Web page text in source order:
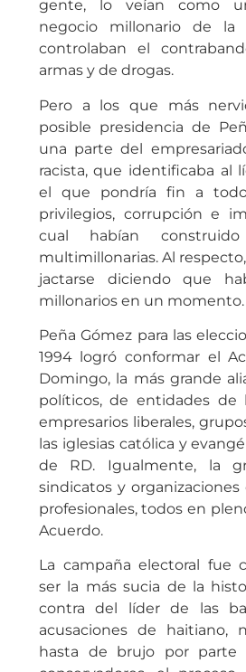
gente, lo veían como
negocio millonario de la
controlaban el
armas y de drogas.
Pero a los que más
posible presidencia de
una parte del
racista, que identificaba al
el que pondría fin a
privilegios, corrupción e
cual habían
multimillonarias. Al
jactarse diciendo que
millonarios en un momento.
Peña Gómez para las
1994 logró conformar el
Domingo, la más grande
políticos, de entidades de
empresarios liberales,
las iglesias católica y
de RD. Igualmente, la
sindicatos y organizaciones
profesionales, todos en
Acuerdo.
La campaña electoral fue
ser la más sucia de la
contra del líder de las
acusaciones de haitiano,
hasta de brujo por parte